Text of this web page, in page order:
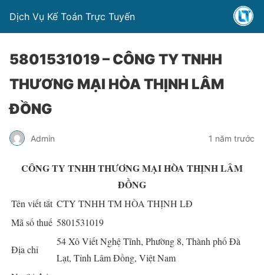
Dịch Vụ Kế Toán Trực Tuyến
5801531019 – CÔNG TY TNHH
THƯƠNG MẠI HÒA THỊNH LÂM
ĐỒNG
Admin 1 năm trước
CÔNG TY TNHH THƯƠNG MẠI HÒA THỊNH LÂM
ĐỒNG
Tên viết tắt CTY TNHH TM HÒA THỊNH LĐ
Mã số thuế 5801531019
Địa chỉ
54 Xô Viết Nghệ Tĩnh, Phường 8, Thành phố Đà
Lạt, Tỉnh Lâm Đồng, Việt Nam